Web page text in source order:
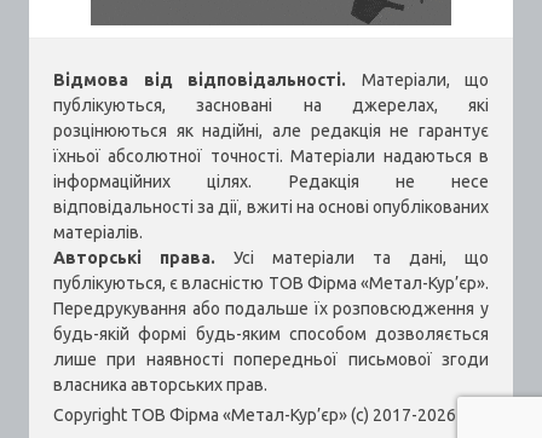
Відмова від відповідальності. Матеріали, що
публікуються, засновані на джерелах, які
розцінюються як надійні, але редакція не гарантує
їхньої абсолютної точності. Матеріали надаються в
інформаційних цілях. Редакція не несе
відповідальності за дії, вжиті на основі опублікованих
матеріалів.
Авторські права. Усі матеріали та дані, що
публікуються, є власністю ТОВ Фірма «Метал-Кур’єр».
Передрукування або подальше їх розповсюдження у
будь-якій формі будь-яким способом дозволяється
лише при наявності попередньої письмової згоди
власника авторських прав.
Copyright ТОВ Фірма «Метал-Кур’єр» (c) 2017-2026